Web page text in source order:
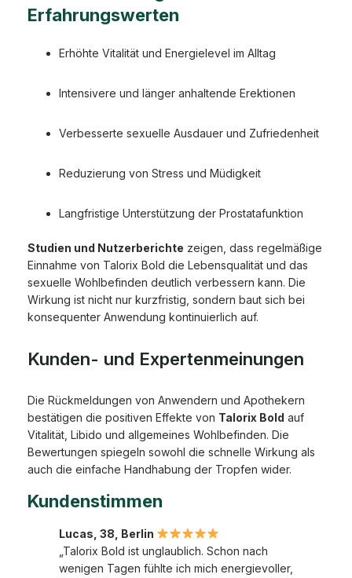
Erfahrungswerten
Erhöhte Vitalität und Energielevel im Alltag
Intensivere und länger anhaltende Erektionen
Verbesserte sexuelle Ausdauer und Zufriedenheit
Reduzierung von Stress und Müdigkeit
Langfristige Unterstützung der Prostatafunktion
Studien und Nutzerberichte zeigen, dass regelmäßige
Einnahme von Talorix Bold die Lebensqualität und das
sexuelle Wohlbefinden deutlich verbessern kann. Die
Wirkung ist nicht nur kurzfristig, sondern baut sich bei
konsequenter Anwendung kontinuierlich auf.
Kunden- und Expertenmeinungen
Die Rückmeldungen von Anwendern und Apothekern
bestätigen die positiven Effekte von Talorix Bold auf
Vitalität, Libido und allgemeines Wohlbefinden. Die
Bewertungen spiegeln sowohl die schnelle Wirkung als
auch die einfache Handhabung der Tropfen wider.
Kundenstimmen
Lucas, 38, Berlin
„Talorix Bold ist unglaublich. Schon nach
wenigen Tagen fühlte ich mich energievoller,